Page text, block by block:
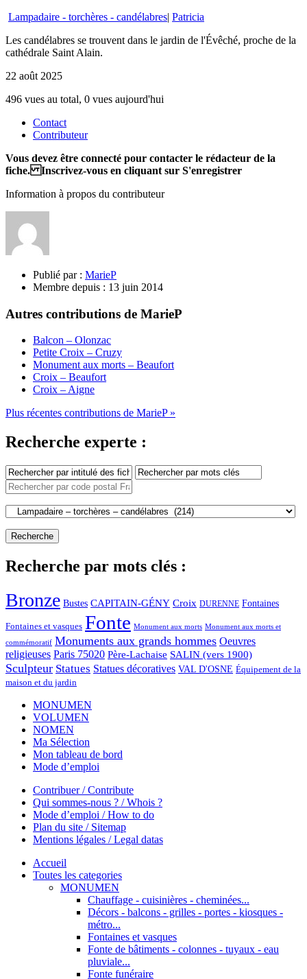
Lampadaire - torchères - candélabres| Patricia
Les candélabres se trouvent dans le jardin de l'Évêché, proche de la
cathédrale Saint Alain.
22 août 2025
496 vues au total, 0 vues aujourd'hui
Contact
Contributeur
Vous devez être connecté pour contacter le rédacteur de la
fiche. Inscrivez-vous en cliquant sur S'enregistrer
Information à propos du contributeur
Publié par : MarieP
Membre depuis : 13 juin 2014
Autres contributions de MarieP
Balcon – Olonzac
Petite Croix – Cruzy
Monument aux morts – Beaufort
Croix – Beaufort
Croix – Aigne
Plus récentes contributions de MarieP »
Recherche experte :
Recherche par mots clés :
Bronze Bustes CAPITAIN-GÉNY Croix DURENNE Fontaines
Fontaines et vasques Fonte Monument aux morts Monument aux morts et
commémoratif Monuments aux grands hommes Oeuvres
religieuses Paris 75020 Père-Lachaise SALIN (vers 1900)
Sculpteur Statues Statues décoratives VAL D'OSNE Équipement de la
maison et du jardin
MONUMEN
VOLUMEN
NOMEN
Ma Sélection
Mon tableau de bord
Mode d’emploi
Contribuer / Contribute
Qui sommes-nous ? / Whois ?
Mode d’emploi / How to do
Plan du site / Sitemap
Mentions légales / Legal datas
Accueil
Toutes les categories
MONUMEN
Chauffage - cuisinières - cheminées...
Décors - balcons - grilles - portes - kiosques -
métro...
Fontaines et vasques
Fonte de bâtiments - colonnes - tuyaux - eau
pluviale...
Fonte funéraire